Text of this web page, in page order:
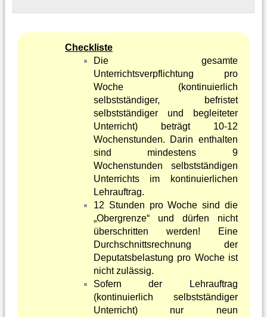
Checkliste
Die gesamte
Unterrichtsverpflichtung pro
Woche (kontinuierlich
selbstständiger, befristet
selbstständiger und begleiteter
Unterricht) beträgt 10-12
Wochenstunden. Darin enthalten
sind mindestens 9
Wochenstunden selbstständigen
Unterrichts im kontinuierlichen
Lehrauftrag.
12 Stunden pro Woche sind die
„Obergrenze“ und dürfen nicht
überschritten werden! Eine
Durchschnittsrechnung der
Deputatsbelastung pro Woche ist
nicht zulässig.
Sofern der Lehrauftrag
(kontinuierlich selbstständiger
Unterricht) nur neun